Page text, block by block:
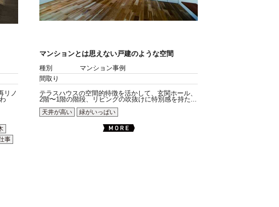
リノ
事
マンションとは思えない戸建のような空間
種別
マンション事例
間取り
テラスハウスの空間的特徴を活かして、玄関ホール、
2階〜1階の階段、リビングの吹抜けに特別感を持た...
天井が高い
緑がいっぱい